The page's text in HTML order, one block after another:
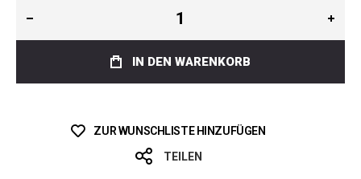
IN DEN WARENKORB
ZUR WUNSCHLISTE HINZUFÜGEN
TEILEN